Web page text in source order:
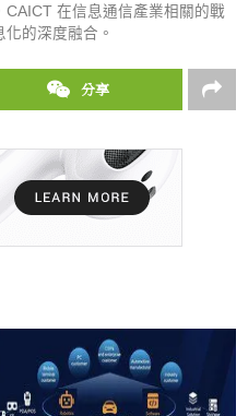
在信息通信產業相關的戰
的深度融合。
分享